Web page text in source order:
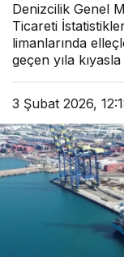
Denizcilik Genel
Ticareti
limanlarında
geçen yıla
3 Şubat 2026,